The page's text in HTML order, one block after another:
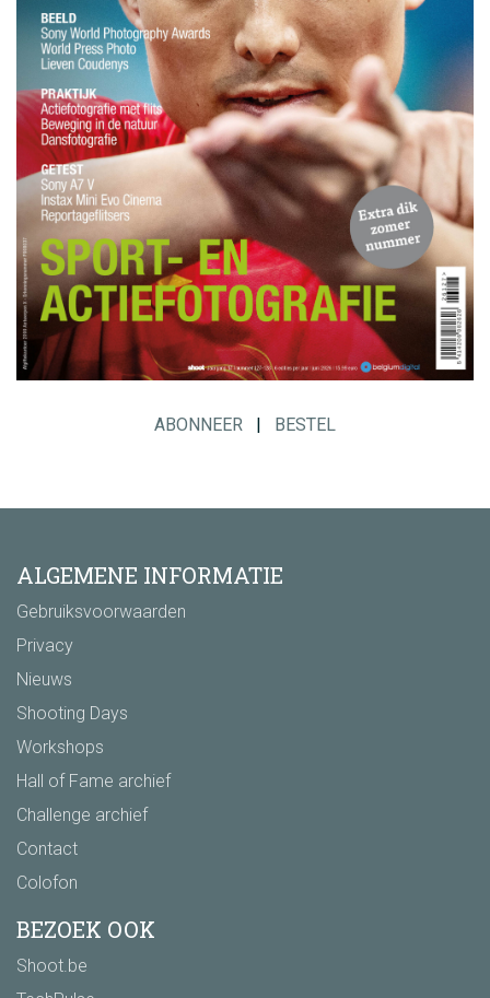
ABONNEER BESTEL
ALGEMENE INFORMATIE
Gebruiksvoorwaarden
Privacy
Nieuws
Shooting Days
Workshops
Hall of Fame archief
Challenge archief
Contact
Colofon
BEZOEK OOK
Shoot.be